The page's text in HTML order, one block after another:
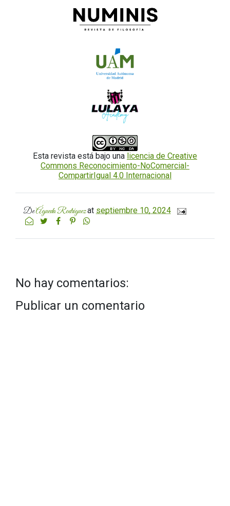
Esta revista está bajo una licencia de Creative
Commons Reconocimiento-NoComercial-
CompartirIgual 4.0 Internacional
DeÁgueda Rodríguezat septiembre 10, 2024
No hay comentarios:
Publicar un comentario